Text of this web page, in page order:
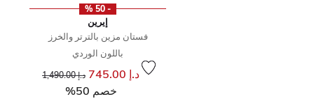
- 50 %
إيرين
فستان مزين بالترتر والخرز
باللون الوردي
د.إ 745.00 سعر مخفض مند.إ 1,490.00
خصم 50%